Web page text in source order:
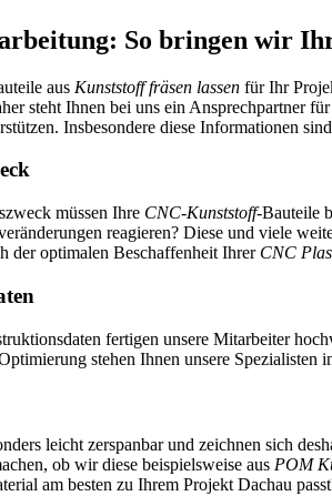
So bringen wir
aus Kunststoff fräsen lassen für Ihr
steht Ihnen bei uns ein Ansprechpartner
Insbesondere diese Informationen
müssen Ihre CNC-Kunststoff-Bauteile
reagieren? Diese und viele
der optimalen Beschaffenheit Ihrer CNC
fertigen unsere Mitarbeiter
stehen Ihnen unsere Spezialisten
leicht zerspanbar und zeichnen sich
ob wir diese beispielsweise aus POM
am besten zu Ihrem Projekt Dachau